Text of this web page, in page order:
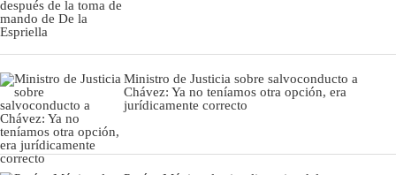
Ministro de Justicia sobre salvoconducto a
Chávez: Ya no teníamos otra opción, era
jurídicamente correcto